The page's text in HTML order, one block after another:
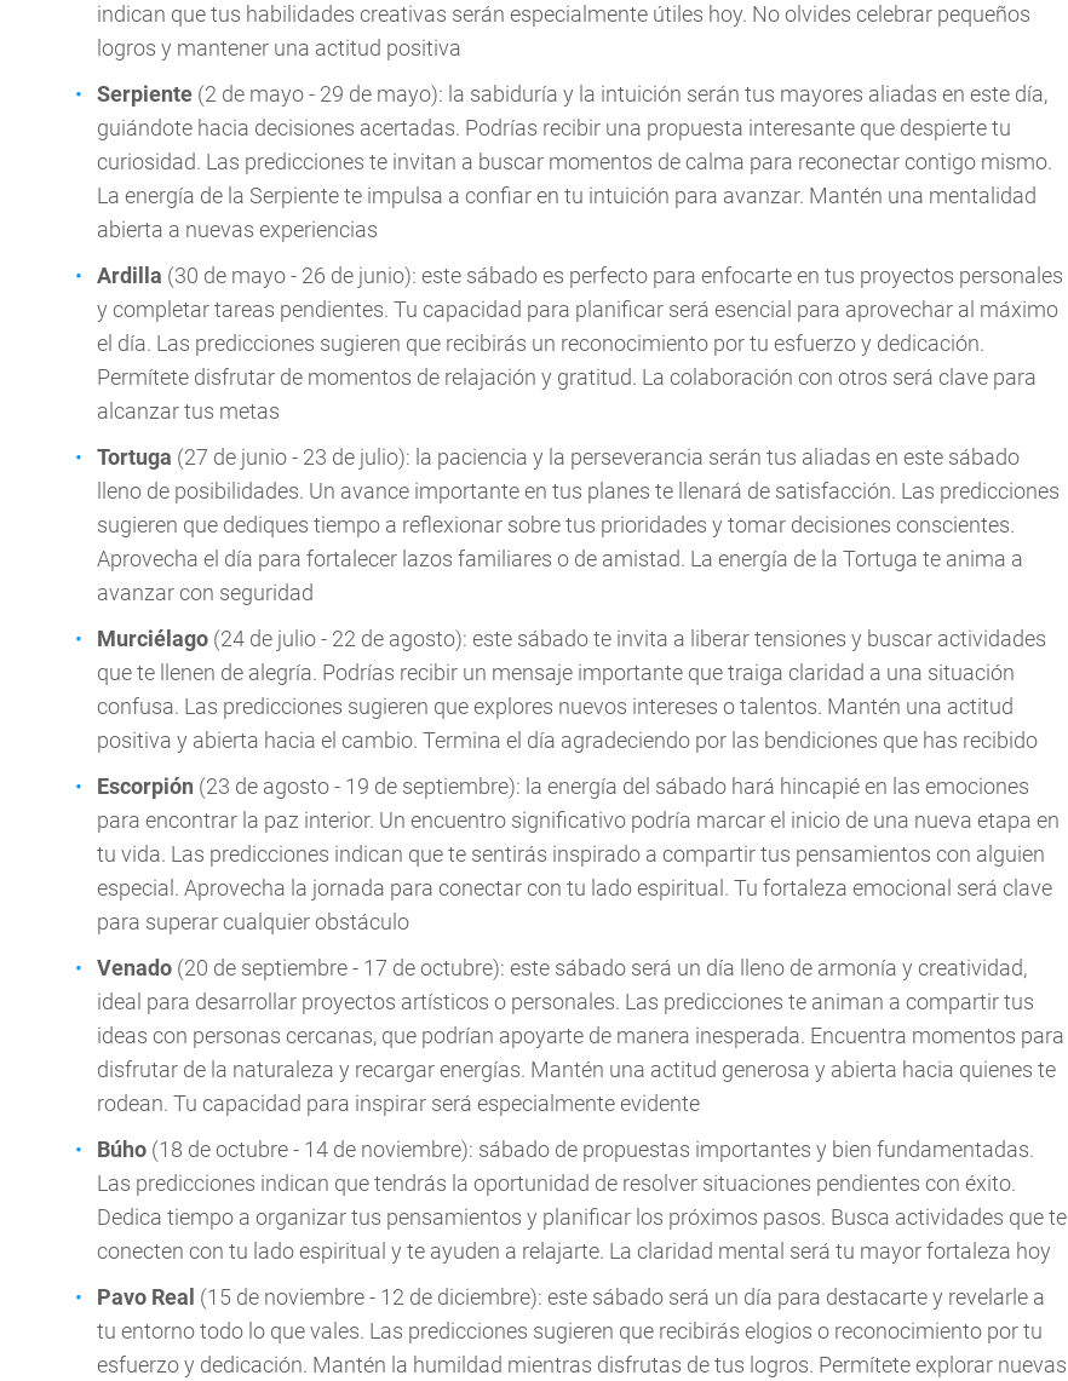
indican que tus habilidades creativas serán especialmente útiles hoy. No olvides celebrar pequeños
logros y mantener una actitud positiva
Serpiente (2 de mayo - 29 de mayo): la sabiduría y la intuición serán tus mayores aliadas en este día,
guiándote hacia decisiones acertadas. Podrías recibir una propuesta interesante que despierte tu
curiosidad. Las predicciones te invitan a buscar momentos de calma para reconectar contigo mismo.
La energía de la Serpiente te impulsa a confiar en tu intuición para avanzar. Mantén una mentalidad
abierta a nuevas experiencias
Ardilla (30 de mayo - 26 de junio): este sábado es perfecto para enfocarte en tus proyectos personales
y completar tareas pendientes. Tu capacidad para planificar será esencial para aprovechar al máximo
el día. Las predicciones sugieren que recibirás un reconocimiento por tu esfuerzo y dedicación.
Permítete disfrutar de momentos de relajación y gratitud. La colaboración con otros será clave para
alcanzar tus metas
Tortuga (27 de junio - 23 de julio): la paciencia y la perseverancia serán tus aliadas en este sábado
lleno de posibilidades. Un avance importante en tus planes te llenará de satisfacción. Las predicciones
sugieren que dediques tiempo a reflexionar sobre tus prioridades y tomar decisiones conscientes.
Aprovecha el día para fortalecer lazos familiares o de amistad. La energía de la Tortuga te anima a
avanzar con seguridad
Murciélago (24 de julio - 22 de agosto): este sábado te invita a liberar tensiones y buscar actividades
que te llenen de alegría. Podrías recibir un mensaje importante que traiga claridad a una situación
confusa. Las predicciones sugieren que explores nuevos intereses o talentos. Mantén una actitud
positiva y abierta hacia el cambio. Termina el día agradeciendo por las bendiciones que has recibido
Escorpión (23 de agosto - 19 de septiembre): la energía del sábado hará hincapié en las emociones
para encontrar la paz interior. Un encuentro significativo podría marcar el inicio de una nueva etapa en
tu vida. Las predicciones indican que te sentirás inspirado a compartir tus pensamientos con alguien
especial. Aprovecha la jornada para conectar con tu lado espiritual. Tu fortaleza emocional será clave
para superar cualquier obstáculo
Venado (20 de septiembre - 17 de octubre): este sábado será un día lleno de armonía y creatividad,
ideal para desarrollar proyectos artísticos o personales. Las predicciones te animan a compartir tus
ideas con personas cercanas, que podrían apoyarte de manera inesperada. Encuentra momentos para
disfrutar de la naturaleza y recargar energías. Mantén una actitud generosa y abierta hacia quienes te
rodean. Tu capacidad para inspirar será especialmente evidente
Búho (18 de octubre - 14 de noviembre): sábado de propuestas importantes y bien fundamentadas.
Las predicciones indican que tendrás la oportunidad de resolver situaciones pendientes con éxito.
Dedica tiempo a organizar tus pensamientos y planificar los próximos pasos. Busca actividades que te
conecten con tu lado espiritual y te ayuden a relajarte. La claridad mental será tu mayor fortaleza hoy
Pavo Real (15 de noviembre - 12 de diciembre): este sábado será un día para destacarte y revelarle a
tu entorno todo lo que vales. Las predicciones sugieren que recibirás elogios o reconocimiento por tu
esfuerzo y dedicación. Mantén la humildad mientras disfrutas de tus logros. Permítete explorar nuevas